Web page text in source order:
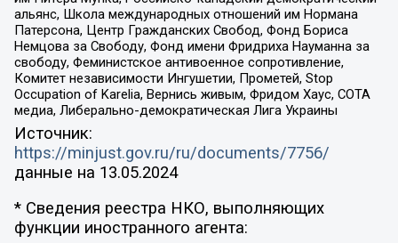
альянс, Школа международных отношений им Нормана
Патерсона, Центр Гражданских Свобод, Фонд Бориса
Немцова за Свободу, Фонд имени Фридриха Науманна за
свободу, Феминистское антивоенное сопротивление,
Комитет независимости Ингушетии, Прометей, Stop
Occupation of Karelia, Вернись живым, Фридом Хаус, СОТА
медиа, Либерально-демократическая Лига Украины
Источник:
https://minjust.gov.ru/ru/documents/7756/
данные на 13.05.2024
* Сведения реестра НКО, выполняющих
функции иностранного агента: